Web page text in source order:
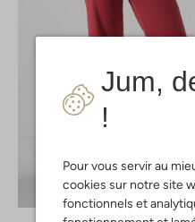
Jum,
!
Pour vous servir au
cookies sur notre site
fonctionnels et
Découvrez le look